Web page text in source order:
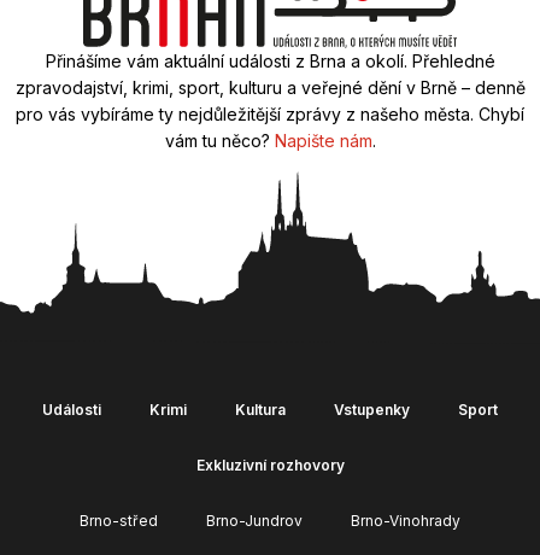
Přinášíme vám aktuální události z Brna a okolí. Přehledné
zpravodajství, krimi, sport, kulturu a veřejné dění v Brně – denně
pro vás vybíráme ty nejdůležitější zprávy z našeho města. Chybí
vám tu něco? Napište nám.
Události Krimi Kultura Vstupenky Sport
Exkluzivní rozhovory
Brno-střed Brno-Jundrov Brno-Vinohrady